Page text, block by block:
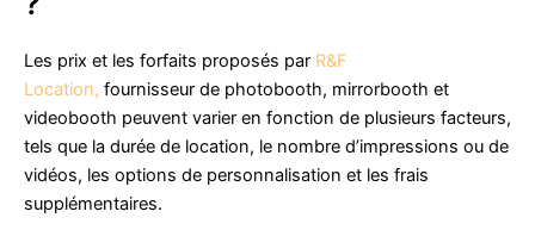
Les prix et les forfaits proposés par R&F
Location, fournisseur de photobooth, mirrorbooth et
videobooth peuvent varier en fonction de plusieurs facteurs,
tels que la durée de location, le nombre d’impressions ou de
vidéos, les options de personnalisation et les frais
supplémentaires.